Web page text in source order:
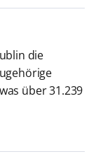
die
über 31.239